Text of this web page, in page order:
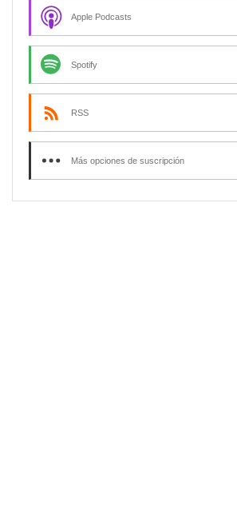
Apple Podcasts
Spotify
RSS
Más opciones de suscripción